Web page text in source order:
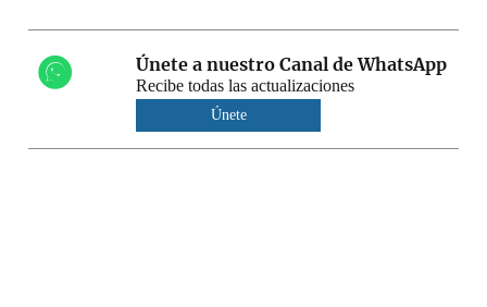
Únete a nuestro Canal de WhatsApp
Recibe todas las actualizaciones
Únete